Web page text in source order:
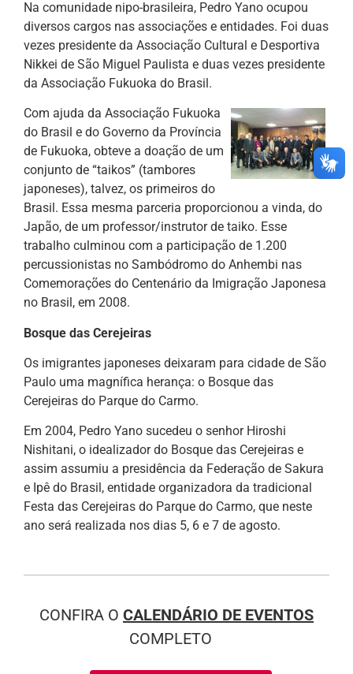
Na comunidade nipo-brasileira, Pedro Yano ocupou
diversos cargos nas associações e entidades. Foi duas
vezes presidente da Associação Cultural e Desportiva
Nikkei de São Miguel Paulista e duas vezes presidente
da Associação Fukuoka do Brasil.
Com ajuda da Associação Fukuoka
do Brasil e do Governo da Província
de Fukuoka, obteve a doação de um
conjunto de “taikos” (tambores
japoneses), talvez, os primeiros do
Brasil. Essa mesma parceria proporcionou a vinda, do
Japão, de um professor/instrutor de taiko. Esse
trabalho culminou com a participação de 1.200
percussionistas no Sambódromo do Anhembi nas
Comemorações do Centenário da Imigração Japonesa
no Brasil, em 2008.
Bosque das Cerejeiras
Os imigrantes japoneses deixaram para cidade de São
Paulo uma magnífica herança: o Bosque das
Cerejeiras do Parque do Carmo.
Em 2004, Pedro Yano sucedeu o senhor Hiroshi
Nishitani, o idealizador do Bosque das Cerejeiras e
assim assumiu a presidência da Federação de Sakura
e Ipê do Brasil, entidade organizadora da tradicional
Festa das Cerejeiras do Parque do Carmo, que neste
ano será realizada nos dias 5, 6 e 7 de agosto.
CONFIRA O CALENDÁRIO DE EVENTOS
COMPLETO